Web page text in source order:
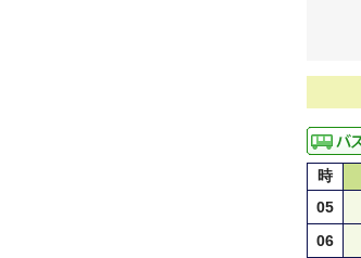
時
05
06